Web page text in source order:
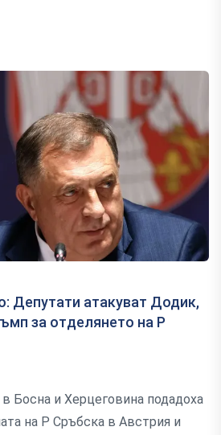
Депутати атакуват Додик,
за отделянето на Р
Босна и Херцеговина подадоха
на Р Сръбска в Австрия и